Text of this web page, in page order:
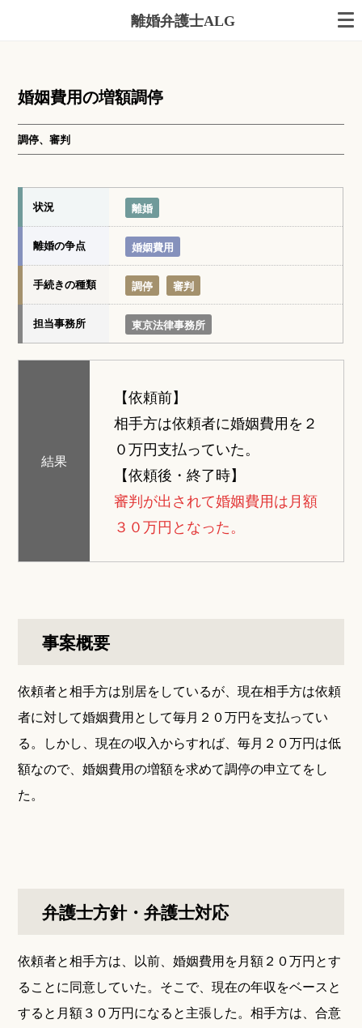
離婚弁護士ALG
婚姻費用の増額調停
調停、審判
状況 離婚
離婚の争点 婚姻費用
手続きの種類 調停 審判
担当事務所 東京法律事務所
結果
【依頼前】
相手方は依頼者に婚姻費用を２
０万円支払っていた。
【依頼後・終了時】
審判が出されて婚姻費用は月額
３０万円となった。
事案概要
依頼者と相手方は別居をしているが、現在相手方は依頼
者に対して婚姻費用として毎月２０万円を支払ってい
る。しかし、現在の収入からすれば、毎月２０万円は低
額なので、婚姻費用の増額を求めて調停の申立てをし
た。
弁護士方針・弁護士対応
依頼者と相手方は、以前、婚姻費用を月額２０万円とす
ることに同意していた。そこで、現在の年収をベースと
すると月額３０万円になると主張した。相手方は、合意